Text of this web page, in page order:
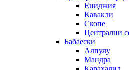
Ениджия
Кавакли
Скопе
Централни
Бабаески
Алпулу
Мандра